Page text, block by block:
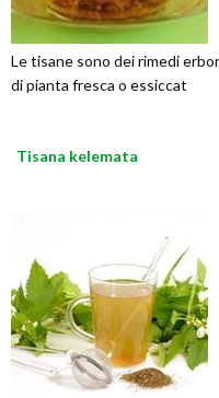
Le tisane sono dei rimedi
di pianta fresca o essiccat
Tisana kelemata